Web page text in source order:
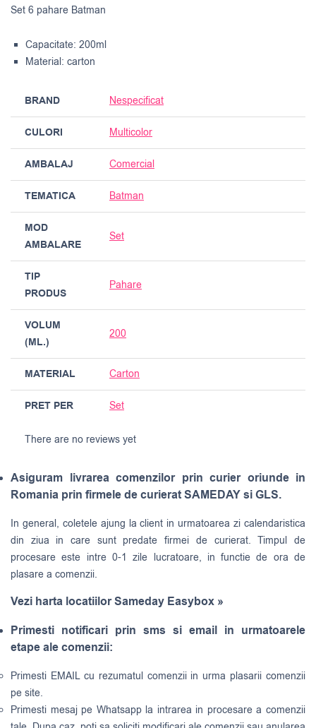
Set 6 pahare Batman
Capacitate: 200ml
Material: carton
BRAND Nespecificat
CULORI Multicolor
AMBALAJ Comercial
TEMATICA Batman
MOD
AMBALARE
Set
TIP
PRODUS
Pahare
VOLUM
(ML.)
200
MATERIAL Carton
PRET PER Set
There are no reviews yet
Asiguram livrarea comenzilor prin curier oriunde in
Romania prin firmele de curierat SAMEDAY si GLS.
In general, coletele ajung la client in urmatoarea zi calendaristica
din ziua in care sunt predate firmei de curierat. Timpul de
procesare este intre 0-1 zile lucratoare, in functie de ora de
plasare a comenzii.
Vezi harta locatiilor Sameday Easybox »
Primesti notificari prin sms si email in urmatoarele
etape ale comenzii:
Primesti EMAIL cu rezumatul comenzii in urma plasarii comenzii
pe site.
Primesti mesaj pe Whatsapp la intrarea in procesare a comenzii